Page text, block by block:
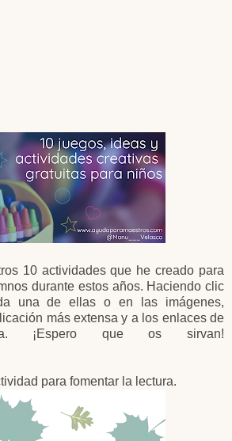
10 actividades que he creado para
durante estos años. Haciendo clic
una de ellas o en las imágenes,
más extensa y a los enlaces de
¡Espero que os sirvan!
para fomentar la lectura.